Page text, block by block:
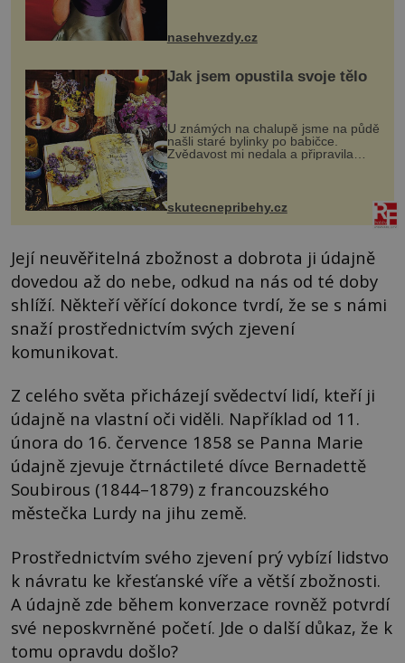
nasehvezdy.cz
Jak jsem opustila svoje tělo
U známých na chalupě jsme na půdě
našli staré bylinky po babičce.
Zvědavost mi nedala a připravila
jsem si z nich lektvar… Zimní pobyt
na chalupě se pro mě vlastní vinou
změnil v děsivý zážitek, na kt...
skutecnepribehy.cz
Její neuvěřitelná zbožnost a dobrota ji údajně
dovedou až do nebe, odkud na nás od té doby
shlíží. Někteří věřící dokonce tvrdí, že se s námi
snaží prostřednictvím svých zjevení
komunikovat.
Z celého světa přicházejí svědectví lidí, kteří ji
údajně na vlastní oči viděli. Například od 11.
února do 16. července 1858 se Panna Marie
údajně zjevuje čtrnáctileté dívce Bernadettě
Soubirous (1844–1879) z francouzského
městečka Lurdy na jihu země.
Prostřednictvím svého zjevení prý vybízí lidstvo
k návratu ke křesťanské víře a větší zbožnosti.
A údajně zde během konverzace rovněž potvrdí
své neposkvrněné početí. Jde o další důkaz, že k
tomu opravdu došlo?